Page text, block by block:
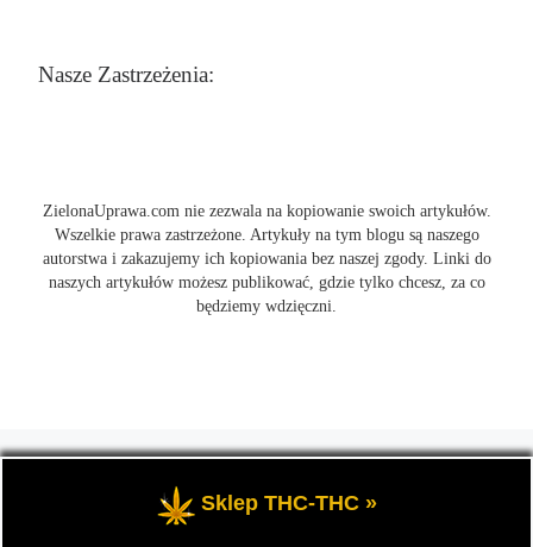
Nasze Zastrzeżenia:
ZielonaUprawa.com nie zezwala na kopiowanie swoich artykułów.
Wszelkie prawa zastrzeżone. Artykuły na tym blogu są naszego
autorstwa i zakazujemy ich kopiowania bez naszej zgody. Linki do
naszych artykułów możesz publikować, gdzie tylko chcesz, za co
będziemy wdzięczni.
wszystko o uprawie i hodowli marihunay, roślin konopi indoor
oraz outdoor.
Sklep THC-THC »